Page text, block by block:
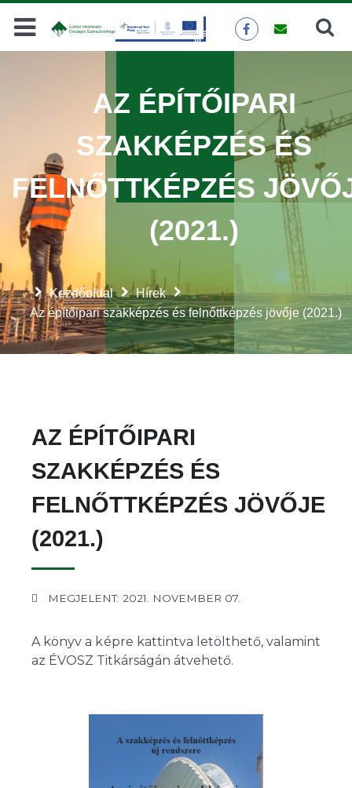
Keresés
Kezdőoldal
Hírek
Az építőipari szakképzés és felnőttképzés jövője (2021.)
AZ ÉPÍTŐIPARI
SZAKKÉPZÉS ÉS
FELNŐTTKÉPZÉS
(2021.)
AZ ÉPÍTŐIPARI
SZAKKÉPZÉS ÉS
FELNŐTTKÉPZÉS JÖVŐJE
(2021.)
MEGJELENT: 2021. NOVEMBER 07.
A könyv a képre kattintva letölthető, valamint
az ÉVOSZ Titkárságán átvehető.